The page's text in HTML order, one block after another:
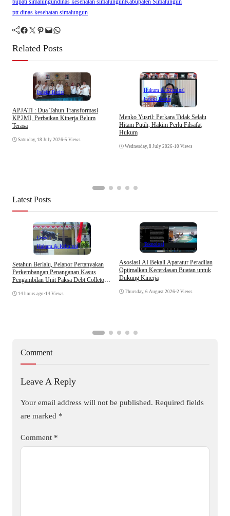
bupati simalungundinas kesehatan simalungunKabupaten Simalungun
ptt dinas kesehatan simalungun
Facebook Twitter Pinterest Mail WhatsApp
Related Posts
Indeks Berita
APJATI : Dua Tahun Transformasi
KP2MI, Perbaikan Kinerja Belum
Terasa
Saturday, 18 July 2026•5 Views
Hukum & Kriminal
Indeks Berita
Menko Yusril: Perkara Tidak Selalu
Hitam Putih, Hakim Perlu Filsafat
Hukum
Wednesday, 8 July 2026•10 Views
Latest Posts
Daerah
Hukum & Kriminal
Setahun Berlalu, Pelapor Pertanyakan
Perkembangan Penanganan Kasus
Pengambilan Unit Paksa Debt Colletor
14 hours ago •14 Views
Teknologi
Asosiasi AI Bekali Aparatur Peradilan
Optimalkan Kecerdasan Buatan untuk
Dukung Kinerja
Thursday, 6 August 2026•2 Views
Comment
Leave A Reply
Your email address will not be published. Required fields
are marked *
Comment *